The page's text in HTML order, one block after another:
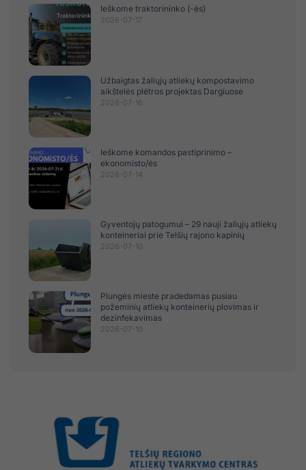
Ieškome traktorininko (-ės)
2026-07-17
Užbaigtas žaliųjų atliekų kompostavimo
aikštelės plėtros projektas Dargiuose
2026-07-16
Ieškome komandos pastiprinimo –
ekonomisto/ės
2026-07-14
Gyventojų patogumui – 29 nauji žaliųjų atliekų
konteineriai prie Telšių rajono kapinių
2026-07-10
Plungės mieste pradedamas pusiau
požeminių atliekų konteinerių plovimas ir
dezinfekavimas
2026-07-10